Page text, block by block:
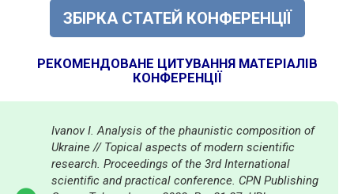
ЗБІРКА СТАТЕЙ КОНФЕРЕНЦІЇ
РЕКОМЕНДОВАНЕ ЦИТУВАННЯ МАТЕРІАЛІВ
КОНФЕРЕНЦІЇ
Ivanov I. Analysis of the phaunistic composition of
Ukraine // Topical aspects of modern scientific
research. Proceedings of the 3rd International
scientific and practical conference. CPN Publishing